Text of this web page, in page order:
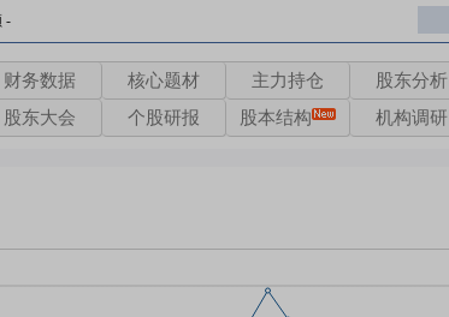
-
财务数据 核心题材 主力持仓 股东分析
股东大会 个股研报 股本结构 机构调研